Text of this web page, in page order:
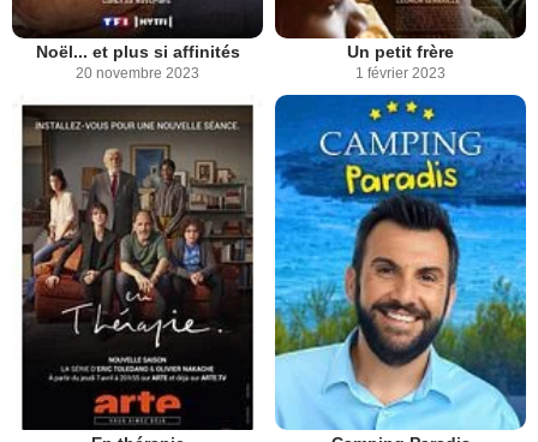
Noël... et plus si affinités
20 novembre 2023
Un petit frère
1 février 2023